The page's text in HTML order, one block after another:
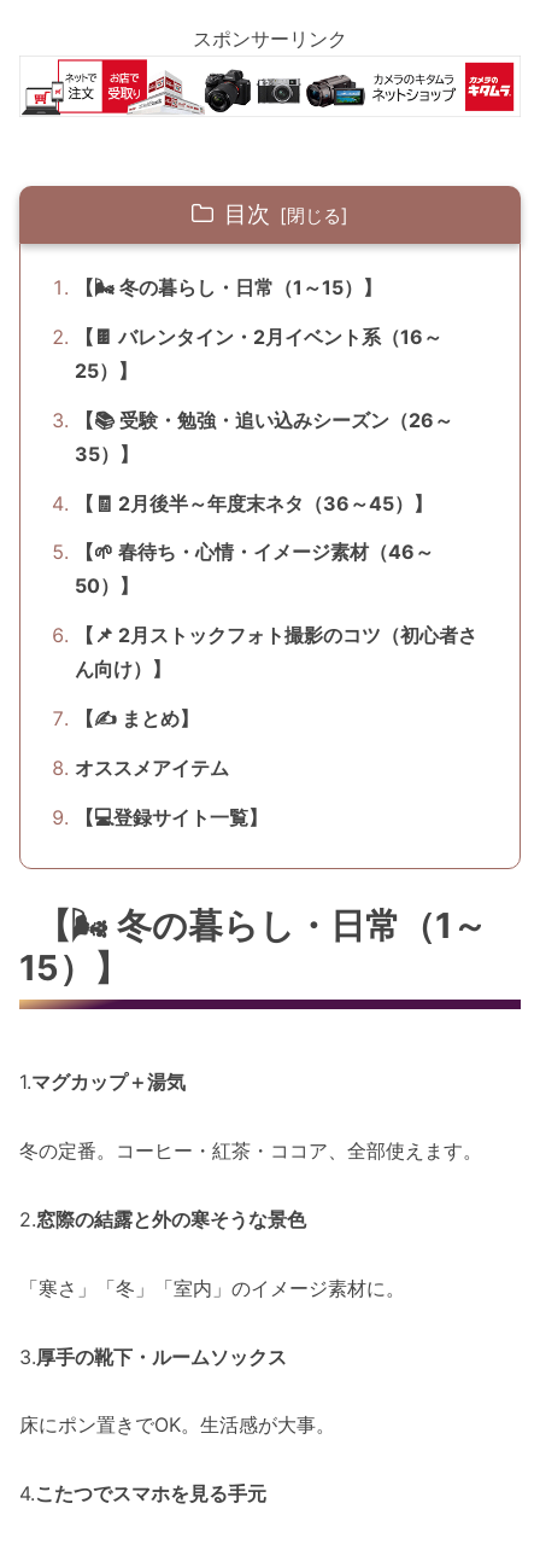
スポンサーリンク
目次
【🌬 冬の暮らし・日常（1～15）】
【🍫 バレンタイン・2月イベント系（16～
25）】
【📚 受験・勉強・追い込みシーズン（26～
35）】
【🧾 2月後半～年度末ネタ（36～45）】
【🌱 春待ち・心情・イメージ素材（46～
50）】
【📌 2月ストックフォト撮影のコツ（初心者さ
ん向け）】
【✍️ まとめ】
オススメアイテム
【💻登録サイト一覧】
【🌬 冬の暮らし・日常（1～
15）】
1.マグカップ＋湯気
冬の定番。コーヒー・紅茶・ココア、全部使えます。
2.窓際の結露と外の寒そうな景色
「寒さ」「冬」「室内」のイメージ素材に。
3.厚手の靴下・ルームソックス
床にポン置きでOK。生活感が大事。
4.こたつでスマホを見る手元